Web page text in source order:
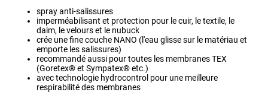
spray anti-salissures
imperméabilisant et protection pour le cuir, le textile, le
daim, le velours et le nubuck
crée une fine couche NANO (l'eau glisse sur le matériau et
emporte les salissures)
recommandé aussi pour toutes les membranes TEX
(Goretex®et Sympatex®etc.)
avec technologie hydrocontrol pour une meilleure
respirabilité des membranes